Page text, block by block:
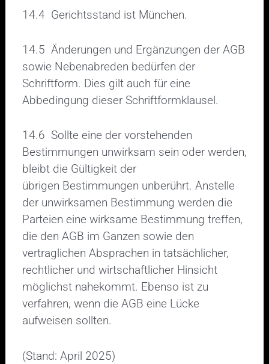
14.4 Gerichtsstand ist München.
14.5 Änderungen und Ergänzungen der AGB
sowie Nebenabreden bedürfen der
Schriftform. Dies gilt auch für eine
Abbedingung dieser Schriftformklausel.
14.6 Sollte eine der vorstehenden
Bestimmungen unwirksam sein oder werden,
bleibt die Gültigkeit der
übrigen Bestimmungen unberührt. Anstelle
der unwirksamen Bestimmung werden die
Parteien eine wirksame Bestimmung treffen,
die den AGB im Ganzen sowie den
vertraglichen Absprachen in tatsächlicher,
rechtlicher und wirtschaftlicher Hinsicht
möglichst nahekommt. Ebenso ist zu
verfahren, wenn die AGB eine Lücke
aufweisen sollten.
(Stand: April 2025)